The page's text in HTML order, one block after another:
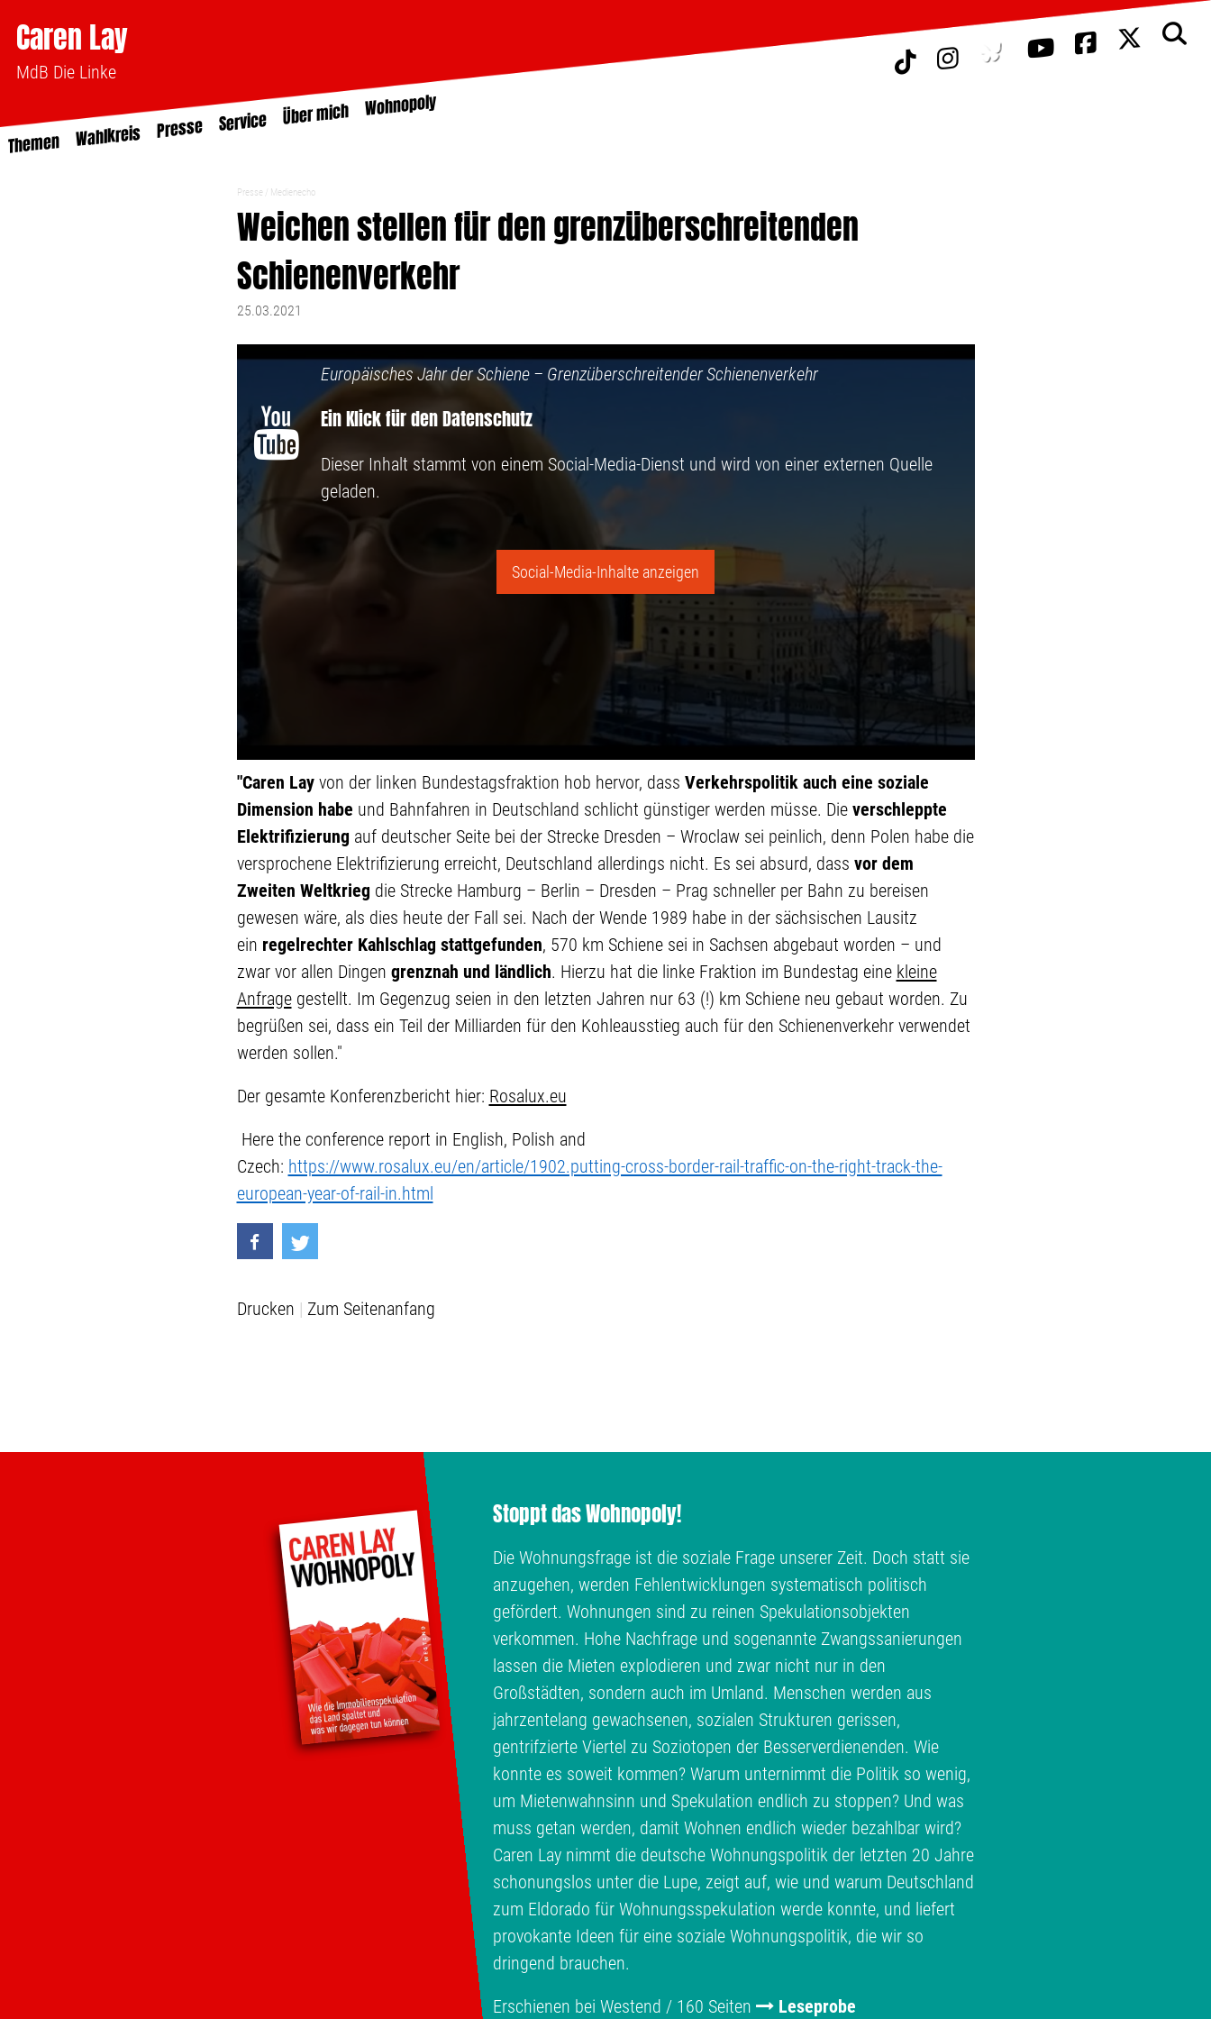
Caren Lay
MdB Die Linke
Themen Wahlkreis Presse Service Über mich Wohnopoly
Presse Medienecho
Weichen stellen für den grenzüberschreitenden
Schienenverkehr
25.03.2021
Europäisches Jahr der Schiene – Grenzüberschreitender Schienenverkehr
Ein Klick für den Datenschutz
Dieser Inhalt stammt von einem Social-Media-Dienst und wird von einer externen Quelle
geladen.
Social-Media-Inhalte anzeigen
"Caren Layvon der linken Bundestagsfraktion hob hervor, dass Verkehrspolitik auch eine soziale
Dimension habe und Bahnfahren in Deutschland schlicht günstiger werden müsse. Die verschleppte
Elektrifizierung auf deutscher Seite bei der Strecke Dresden – Wroclaw sei peinlich, denn Polen habe die
versprochene Elektrifizierung erreicht, Deutschland allerdings nicht. Es sei absurd, dass vor dem
Zweiten Weltkrieg die Strecke Hamburg – Berlin – Dresden – Prag schneller per Bahn zu bereisen
gewesen wäre, als dies heute der Fall sei. Nach der Wende 1989 habe in der sächsischen Lausitz
ein regelrechter Kahlschlag stattgefunden, 570 km Schiene sei in Sachsen abgebaut worden – und
zwar vor allen Dingen grenznah und ländlich. Hierzu hat die linke Fraktion im Bundestag eine kleine
Anfragegestellt. Im Gegenzug seien in den letzten Jahren nur 63 (!) km Schiene neu gebaut worden. Zu
begrüßen sei, dass ein Teil der Milliarden für den Kohleausstieg auch für den Schienenverkehr verwendet
werden sollen."
Der gesamte Konferenzbericht hier: Rosalux.eu
Here the conference report in English, Polish and
Czech: https://www.rosalux.eu/en/article/1902.putting-cross-border-rail-traffic-on-the-right-track-the-
european-year-of-rail-in.html
Drucken Zum Seitenanfang
Stoppt das Wohnopoly!
Die Wohnungsfrage ist die soziale Frage unserer Zeit. Doch statt sie
anzugehen, werden Fehlentwicklungen systematisch politisch
gefördert. Wohnungen sind zu reinen Spekulationsobjekten
verkommen. Hohe Nachfrage und sogenannte Zwangssanierungen
lassen die Mieten explodieren und zwar nicht nur in den
Großstädten, sondern auch im Umland. Menschen werden aus
jahrzentelang gewachsenen, sozialen Strukturen gerissen,
gentrifzierte Viertel zu Soziotopen der Besserverdienenden. Wie
konnte es soweit kommen? Warum unternimmt die Politik so wenig,
um Mietenwahnsinn und Spekulation endlich zu stoppen? Und was
muss getan werden, damit Wohnen endlich wieder bezahlbar wird?
Caren Lay nimmt die deutsche Wohnungspolitik der letzten 20 Jahre
schonungslos unter die Lupe, zeigt auf, wie und warum Deutschland
zum Eldorado für Wohnungsspekulation werde konnte, und liefert
provokante Ideen für eine soziale Wohnungspolitik, die wir so
dringend brauchen.
Erschienen bei Westend / 160 Seiten
Leseprobe